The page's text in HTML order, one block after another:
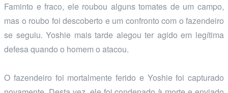
Faminto e fraco, ele roubou alguns tomates de um campo,
mas o roubo foi descoberto e um confronto com o fazendeiro
se seguiu. Yoshie mais tarde alegou ter agido em legítima
defesa quando o homem o atacou.
O fazendeiro foi mortalmente ferido e Yoshie foi capturado